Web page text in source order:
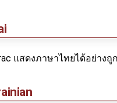
แสดงภาษาไทยได้อย่างถู